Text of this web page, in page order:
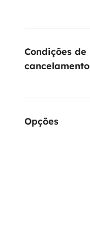
Condições de
cancelamento
Opções